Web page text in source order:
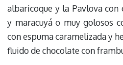
albaricoque y la Pavlova con
y maracuyá o muy golosos
con espuma caramelizada y
fluido de chocolate con